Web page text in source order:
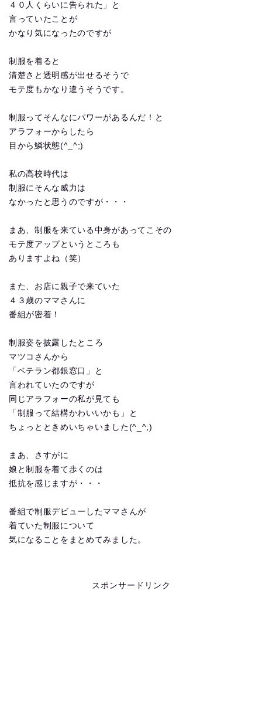
４０人くらいに告られた」と
言っていたことが
かなり気になったのですが
制服を着ると
清楚さと透明感が出せるそうで
モテ度もかなり違うそうです。
制服ってそんなにパワーがあるんだ！と
アラフォーからしたら
目から鱗状態(^_^;)
私の高校時代は
制服にそんな威力は
なかったと思うのですが・・・
まあ、制服を来ている中身があってこその
モテ度アップというところも
ありますよね（笑）
また、お店に親子で来ていた
４３歳のママさんに
番組が密着！
制服姿を披露したところ
マツコさんから
「ベテラン都銀窓口」と
言われていたのですが
同じアラフォーの私が見ても
「制服って結構かわいいかも」と
ちょっとときめいちゃいました(^_^;)
まあ、さすがに
娘と制服を着て歩くのは
抵抗を感じますが・・・
番組で制服デビューしたママさんが
着ていた制服について
気になることをまとめてみました。
スポンサードリンク